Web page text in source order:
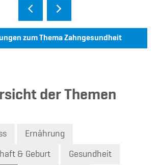
zum Thema Zahngesundheit
der Themen
Ernährung
& Geburt Gesundheit